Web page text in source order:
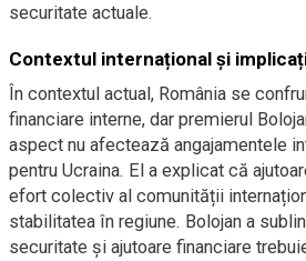
securitate actuale.
Contextul internațional și
În contextul actual, România se
financiare interne, dar premierul
aspect nu afectează angajamentele
pentru Ucraina. El a explicat că
efort colectiv al comunității
stabilitatea în regiune. Bolojan a
securitate și ajutoare financiare